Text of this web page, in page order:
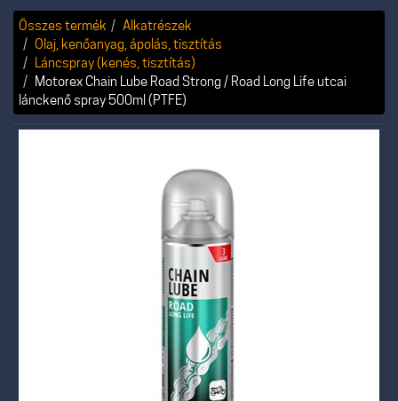
Összes termék
Alkatrészek
Olaj, kenőanyag, ápolás, tisztítás
Láncspray (kenés, tisztítás)
Motorex Chain Lube Road Strong / Road Long Life utcai
lánckenő spray 500ml (PTFE)